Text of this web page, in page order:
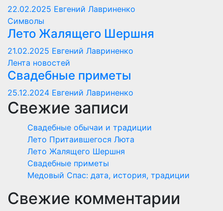
22.02.2025 Евгений Лавриненко
Символы
Лето Жалящего Шершня
21.02.2025 Евгений Лавриненко
Лента новостей
Свадебные приметы
25.12.2024 Евгений Лавриненко
Свежие записи
Свадебные обычаи и традиции
Лето Притаившегося Люта
Лето Жалящего Шершня
Свадебные приметы
Медовый Спас: дата, история, традиции
Свежие комментарии